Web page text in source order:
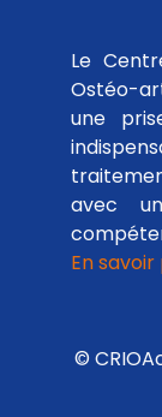
Le
Ostéo-
une
avec
En
©